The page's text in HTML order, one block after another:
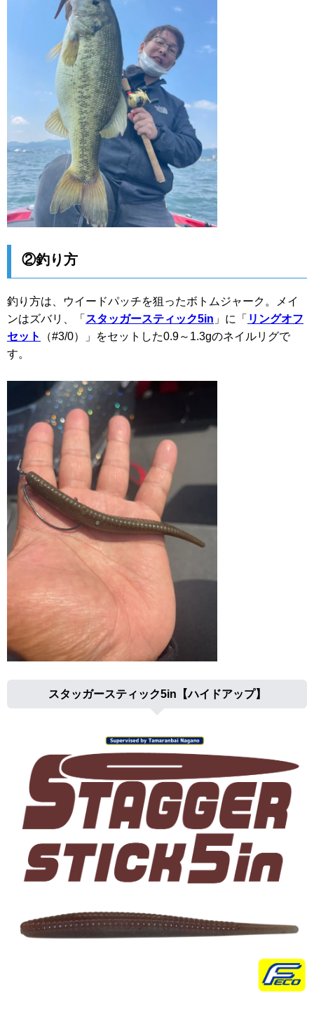
②釣り方
釣り方は、ウイードパッチを狙ったボトムジャーク。メイ
ンはズバリ、「 スタッガースティック5in 」に「 リングオフ
セット
（#3/0）」をセットした0.9～1.3gのネイルリグで
す。
スタッガースティック5in【ハイドアップ】